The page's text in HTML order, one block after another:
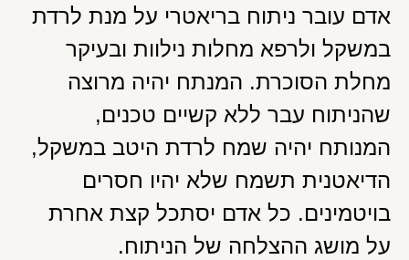
אדם עובר ניתוח בריאטרי על מנת לרדת
במשקל ולרפא מחלות נילוות ובעיקר
מחלת הסוכרת. המנתח יהיה מרוצה
שהניתוח עבר ללא קשיים טכנים,
המנותח יהיה שמח לרדת היטב במשקל,
הדיאטנית תשמח שלא יהיו חסרים
בויטמינים. כל אדם יסתכל קצת אחרת
על מושג ההצלחה של הניתוח.